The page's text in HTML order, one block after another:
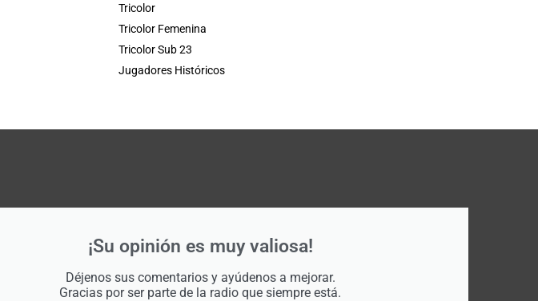
Tricolor
Tricolor Femenina
Tricolor Sub 23
Jugadores Históricos
¡Su opinión es muy valiosa!
Déjenos sus comentarios y ayúdenos a mejorar.
Gracias por ser parte de la radio que siempre está.